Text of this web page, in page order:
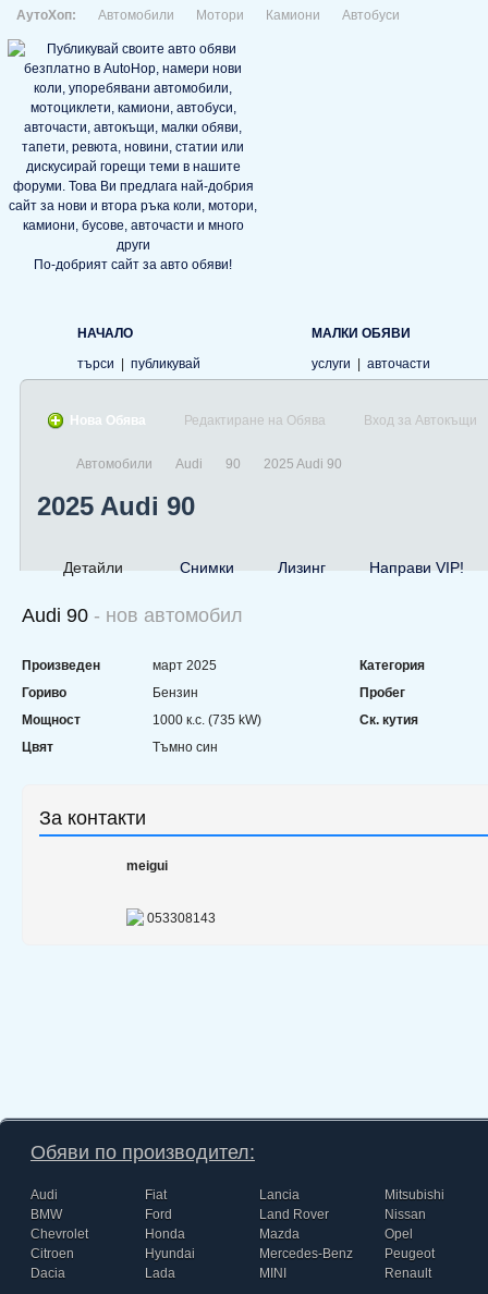
АутоХоп: Автомобили Мотори Камиони Автобуси
По-добрият сайт за авто обяви!
НАЧАЛО
търси
публикувай
МАЛКИ ОБЯВИ
услуги
авточасти
Нова Обява Редактиране на Обява Вход за Автокъщи
Автомобили Audi 90 2025 Audi 90
2025 Audi 90
Детайли Снимки Лизинг Направи VIP!
Audi 90 - нов автомобил
Произведен март 2025
Категория
Гориво
Бензин
Пробег
Мощност
1000 к.с. (735 kW)
Ск. кутия
Цвят
Тъмно син
За контакти
meigui
053308143
Обяви по производител:
Audi
BMW
Chevrolet
Citroen
Dacia
Fiat
Ford
Honda
Hyundai
Lada
Lancia
Land Rover
Mazda
Mercedes-Benz
MINI
Mitsubishi
Nissan
Opel
Peugeot
Renault